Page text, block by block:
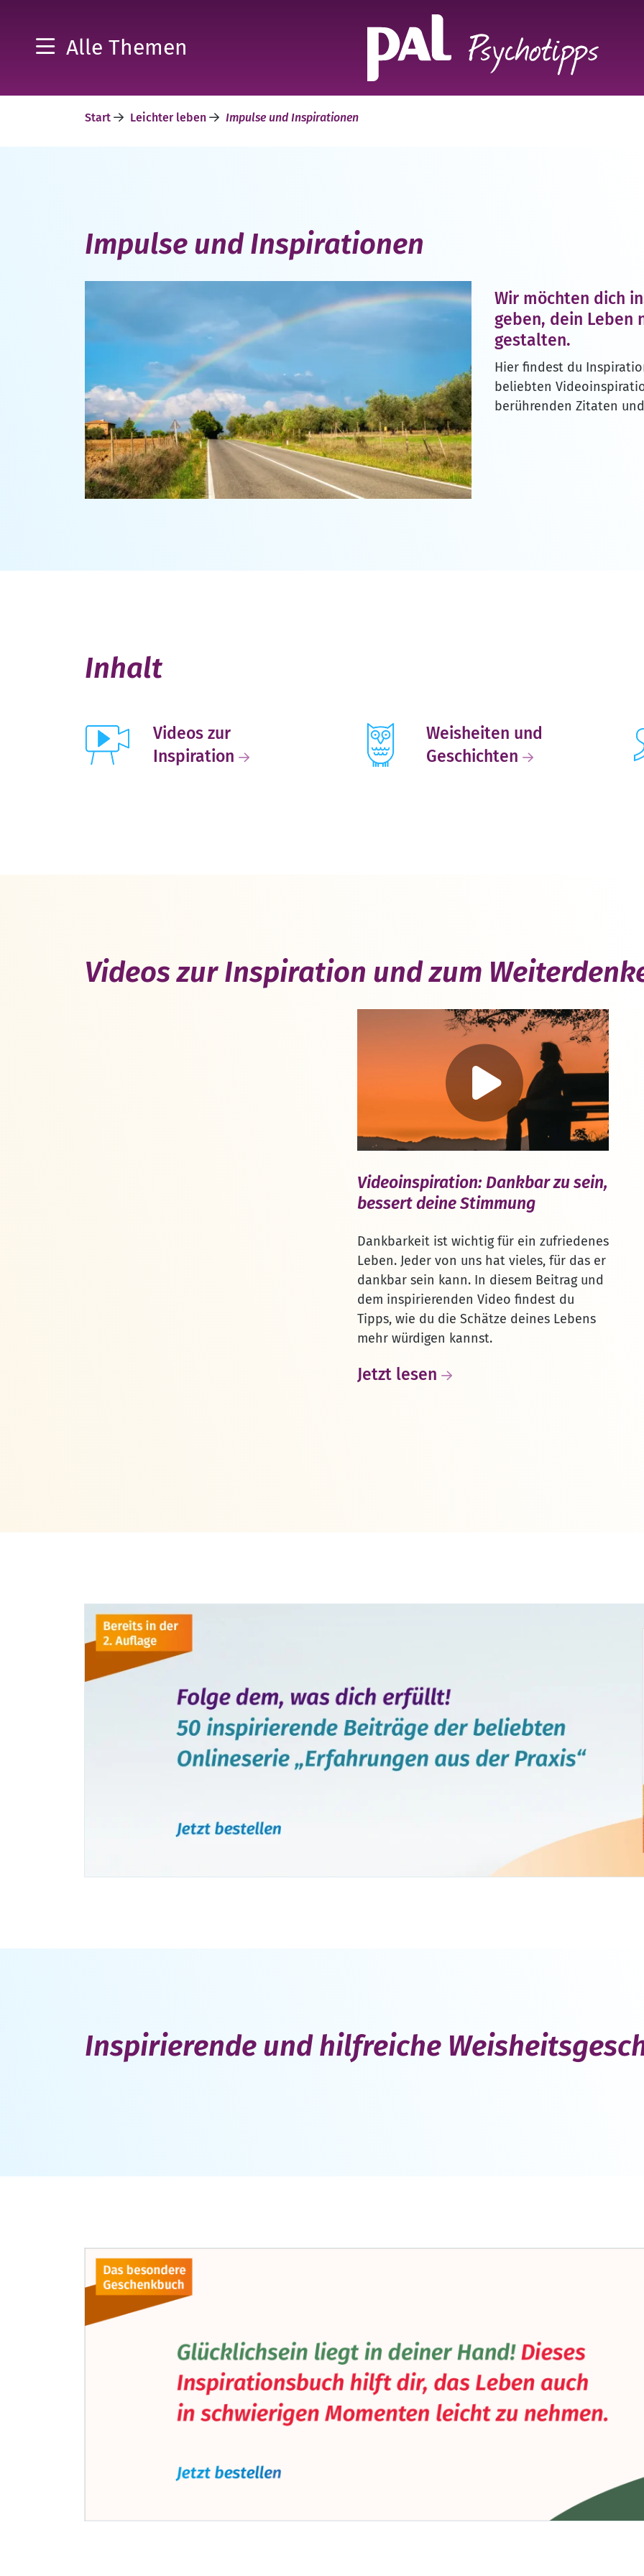
Alle Themen
Start Leichter leben Impulse und Inspirationen
Impulse und Inspirationen
Wir möchten dich
geben, dein Leben
gestalten.
Hier findest du
beliebten
berührenden Zitaten
Inhalt
Videos zur
Inspiration
Weisheiten und
Geschichten
Videos zur Inspiration und zum
Videoinspiration: Dankbar zu sein,
bessert deine Stimmung
Dankbarkeit ist wichtig für ein zufriedenes
Leben. Jeder von uns hat vieles, für das er
dankbar sein kann. In diesem Beitrag und
dem inspirierenden Video findest du
Tipps, wie du die Schätze deines Lebens
mehr würdigen kannst.
Jetzt lesen
Inspirierende und hilfreiche